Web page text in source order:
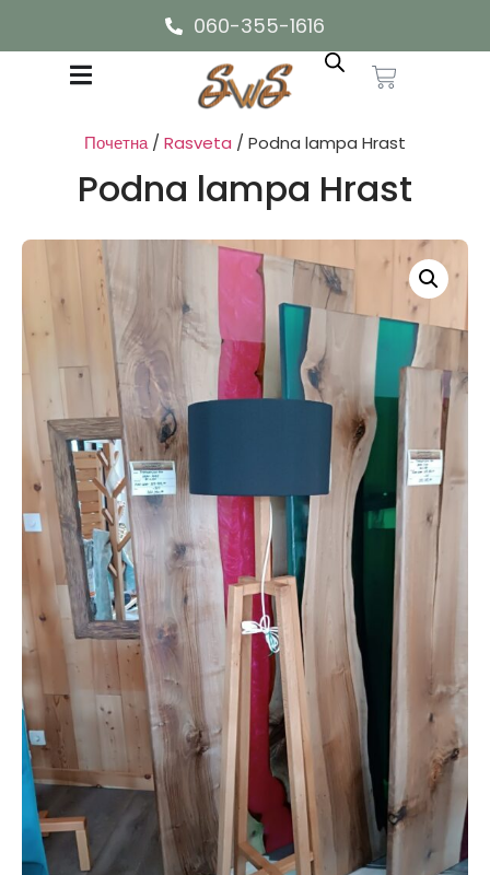
060-355-1616
Почетна/Rasveta / Podna lampa Hrast
Podna lampa Hrast